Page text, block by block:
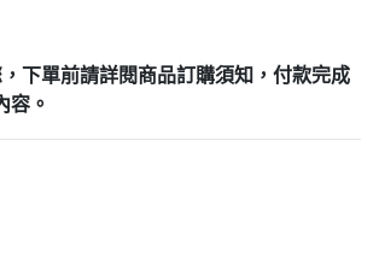
下單前請詳閱商品訂購須知 ，付款完成
容。